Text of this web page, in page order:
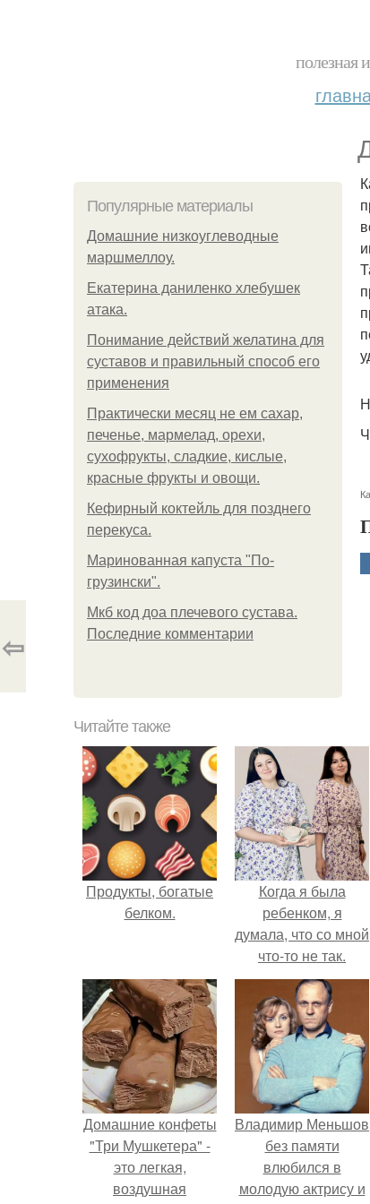
полезная
Популярные материалы
Домашние низкоуглеводные
маршмеллоу.
Екатерина даниленко хлебушек
атака.
Понимание действий желатина для
суставов и правильный способ его
применения
Практически месяц не ем сахар,
печенье, мармелад, орехи,
сухофрукты, сладкие, кислые,
красные фрукты и овощи.
Кефирный коктейль для позднего
перекуса.
Маринованная капуста "По-
грузински".
Мкб код доа плечевого сустава.
Последние комментарии
⇦
Читайте также
Продукты, богатые
белком.
Когда я была
ребенком, я
думала, что со мной
что-то не так.
Домашние конфеты
"Три Мушкетера" -
это легкая,
воздушная
Владимир Меньшов
без памяти
влюбился в
молодую актрису и